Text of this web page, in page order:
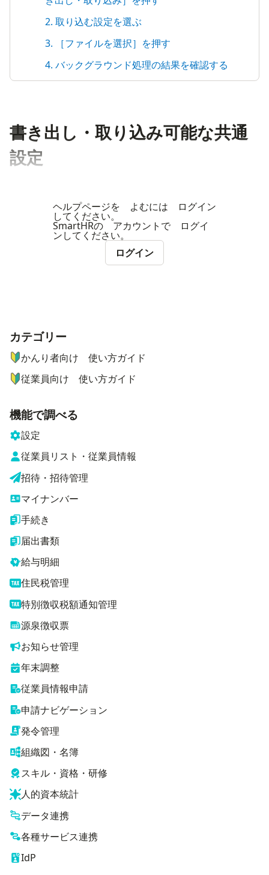
2. 取り込む設定を選ぶ
3. ［ファイルを選択］を押す
4. バックグラウンド処理の結果を確認する
書き出し・取り込み可能な共通
設定
ヘルプページを よむには ログイン
してください。
SmartHRの アカウントで ログイ
ンしてください。
ログイン
ナビゲーションメニュー
カテゴリー
かんり者向け 使い方ガイド
従業員向け 使い方ガイド
機能で調べる
設定
従業員リスト・従業員情報
招待・招待管理
マイナンバー
手続き
届出書類
給与明細
住民税管理
特別徴収税額通知管理
源泉徴収票
お知らせ管理
年末調整
従業員情報申請
申請ナビゲーション
発令管理
組織図・名簿
スキル・資格・研修
人的資本統計
データ連携
各種サービス連携
IdP